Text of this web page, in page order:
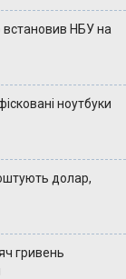
встановив НБУ на
ноутбуки
долар,
гривень